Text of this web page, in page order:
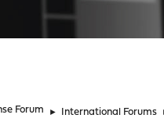
Forum ► International Forums